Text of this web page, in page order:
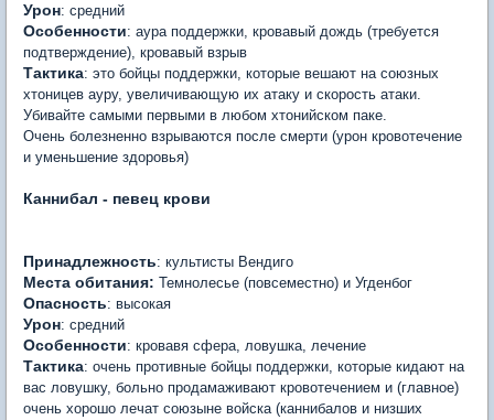
Урон: средний
Особенности: аура поддержки, кровавый дождь (требуется
подтверждение), кровавый взрыв
Тактика: это бойцы поддержки, которые вешают на союзных
хтоницев ауру, увеличивающую их атаку и скорость атаки.
Убивайте самыми первыми в любом хтонийском паке.
Очень болезненно взрываются после смерти (урон кровотечение
и уменьшение здоровья)
Каннибал - певец крови
Принадлежность: культисты Вендиго
Места обитания: Темнолесье (повсеместно) и Угденбог
Опасность: высокая
Урон: средний
Особенности: кровавя сфера, ловушка, лечение
Тактика: очень противные бойцы поддержки, которые кидают на
вас ловушку, больно продамаживают кровотечением и (главное)
очень хорошо лечат союзыне войска (каннибалов и низших